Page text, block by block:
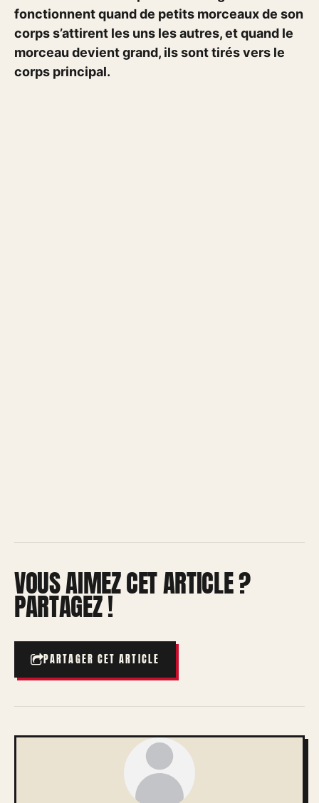
fonctionnent quand de petits morceaux de son
corps s’attirent les uns les autres, et quand le
morceau devient grand, ils sont tirés vers le
corps principal.
VOUS AIMEZ CET ARTICLE ?
PARTAGEZ !
PARTAGER CET ARTICLE